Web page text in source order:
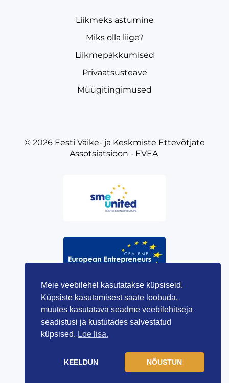
Liikmeks astumine
Miks olla liige?
Liikmepakkumised
Privaatsusteave
Müügitingimused
© 2026 Eesti Väike- ja Keskmiste Ettevõtjate
Assotsiatsioon - EVEA
Meie veebilehel kasutatakse küpsiseid.
Küpsiste kasutamisest saate loobuda,
muutes kasutatava seadme veebilehitseja
seadistusi ja kustutades salvestatud
küpsised. Loe lisa.
KEELDUN NÕUSTUN